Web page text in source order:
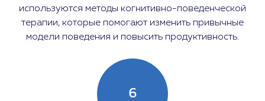
используются методы когнитивно-поведенческой
терапии, которые помогают изменить привычные
модели поведения и повысить продуктивность.
6